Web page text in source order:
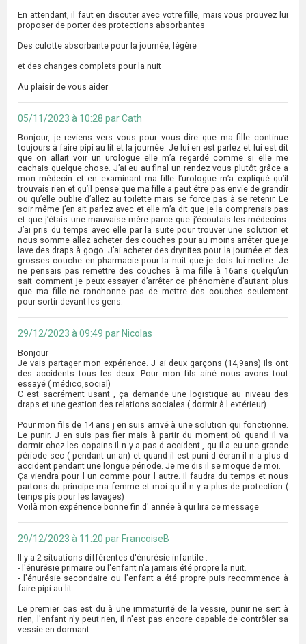
En attendant, il faut en discuter avec votre fille, mais vous prouvez lui
proposer de porter des protections absorbantes
Des culotte absorbante pour la journée, légère
et des changes complets pour la nuit
Au plaisir de vous aider
05/11/2023 à 10:28 par Cath
Bonjour, je reviens vers vous pour vous dire que ma fille continue
toujours à faire pipi au lit et la journée. Je lui en est parlez et lui est dit
que on allait voir un urologue elle m’a regardé comme si elle me
cachais quelque chose. J’ai eu au final un rendez vous plutôt grâce a
mon médecin et en examinant ma fille l’urologue m’a expliqué qu’il
trouvais rien et qu’il pense que ma fille a peut être pas envie de grandir
ou qu’elle oublie d’allez au toilette mais se force pas à se retenir. Le
soir même j’en ait parlez avec et elle m’a dit que je la comprenais pas
et que j’étais une mauvaise mère parce que j’écoutais les médecins.
J’ai pris du temps avec elle par la suite pour trouver une solution et
nous somme allez acheter des couches pour au moins arrêter que je
lave des draps à gogo. J’ai acheter des drynites pour la journée et des
grosses couche en pharmacie pour la nuit que je dois lui mettre…Je
ne pensais pas remettre des couches à ma fille à 16ans quelqu’un
sait comment je peux essayer d’arrêter ce phénomène d’autant plus
que ma fille ne ronchonne pas de mettre des couches seulement
pour sortir devant les gens.
29/12/2023 à 09:49 par Nicolas
Bonjour
Je vais partager mon expérience. J ai deux garçons (14,9ans) ils ont
des accidents tous les deux. Pour mon fils ainé nous avons tout
essayé ( médico,social)
C est sacrément usant , ça demande une logistique au niveau des
draps et une gestion des relations sociales ( dormir à l extérieur)
Pour mon fils de 14 ans j en suis arrivé à une solution qui fonctionne.
Le punir. J en suis pas fier mais à partir du moment où quand il va
dormir chez les copains il n y a pas d accident , qu il a eu une grande
période sec ( pendant un an) et quand il est puni d écran il n a plus d
accident pendant une longue période. Je me dis il se moque de moi.
Ça viendra pour l un comme pour l autre. Il faudra du temps et nous
partons du principe ma femme et moi qu il n y a plus de protection (
temps pis pour les lavages)
Voilà mon expérience bonne fin d' année à qui lira ce message
29/12/2023 à 11:20 par FrancoiseB
Il y a 2 situations différentes d'énurésie infantile :
- l'énurésie primaire ou l'enfant n'a jamais été propre la nuit.
- l'énurésie secondaire ou l'enfant a été propre puis recommence à
faire pipi au lit.
Le premier cas est du à une immaturité de la vessie, punir ne sert à
rien, l'enfant n'y peut rien, il n'est pas encore capable de contrôler sa
vessie en dormant.